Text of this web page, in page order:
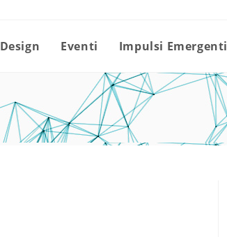
Design Eventi Impulsi Emergenti